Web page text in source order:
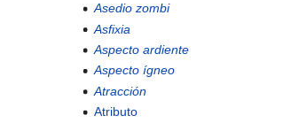
Asedio zombi
Asfixia
Aspecto ardiente
Aspecto ígneo
Atracción
Atributo